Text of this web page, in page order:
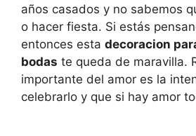
años casados y no sabemos
o hacer fiesta. Si estás
entonces esta decoracion
bodas te queda de maravilla.
importante del amor es la
celebrarlo y que si hay amor